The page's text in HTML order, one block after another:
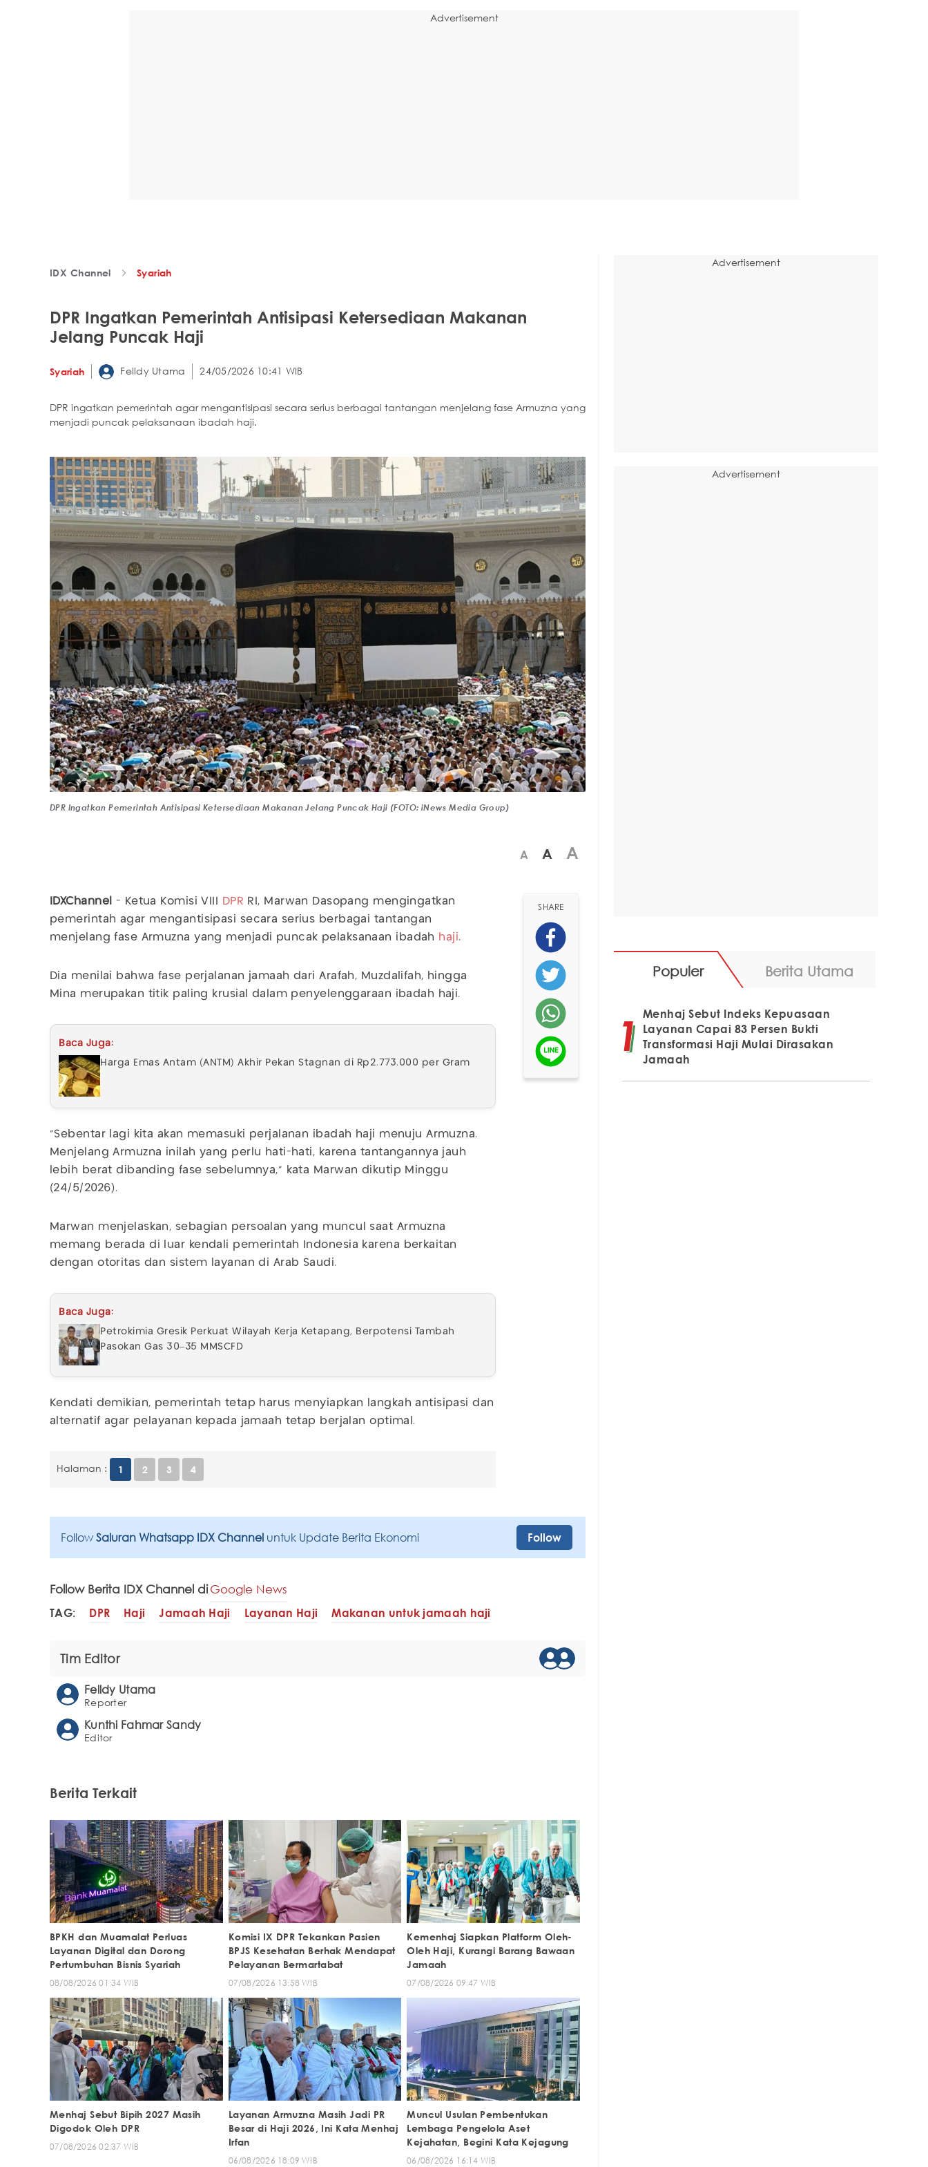
Advertisement
IDX Channel Syariah
DPR Ingatkan Pemerintah Antisipasi Ketersediaan Makanan
Jelang Puncak Haji
Syariah Felldy Utama 24/05/2026 10:41 WIB
DPR ingatkan pemerintah agar mengantisipasi secara serius berbagai tantangan menjelang fase Armuzna yang
menjadi puncak pelaksanaan ibadah haji.
DPR Ingatkan Pemerintah Antisipasi Ketersediaan Makanan Jelang Puncak Haji (FOTO: iNews Media Group)
A A A
IDXChannel - Ketua Komisi VIII DPR RI, Marwan Dasopang mengingatkan
pemerintah agar mengantisipasi secara serius berbagai tantangan
menjelang fase Armuzna yang menjadi puncak pelaksanaan ibadah haji.
Dia menilai bahwa fase perjalanan jamaah dari Arafah, Muzdalifah, hingga
Mina merupakan titik paling krusial dalam penyelenggaraan ibadah haji.
Baca Juga:
Harga Emas Antam (ANTM) Akhir Pekan Stagnan di Rp2.773.000 per Gram
“Sebentar lagi kita akan memasuki perjalanan ibadah haji menuju Armuzna.
Menjelang Armuzna inilah yang perlu hati-hati, karena tantangannya jauh
lebih berat dibanding fase sebelumnya,” kata Marwan dikutip Minggu
(24/5/2026).
Marwan menjelaskan, sebagian persoalan yang muncul saat Armuzna
memang berada di luar kendali pemerintah Indonesia karena berkaitan
dengan otoritas dan sistem layanan di Arab Saudi.
Baca Juga:
Petrokimia Gresik Perkuat Wilayah Kerja Ketapang, Berpotensi Tambah
Pasokan Gas 30–35 MMSCFD
Kendati demikian, pemerintah tetap harus menyiapkan langkah antisipasi dan
alternatif agar pelayanan kepada jamaah tetap berjalan optimal.
Halaman : 1 2 3 4
SHARE
Follow Saluran Whatsapp IDX Channel untuk Update Berita Ekonomi Follow
Follow Berita IDX Channel diGoogle News
TAG: DPR Haji Jamaah Haji Layanan Haji Makanan untuk jamaah haji
Tim Editor
Felldy Utama
Reporter
Kunthi Fahmar Sandy
Editor
Berita Terkait
BPKH dan Muamalat Perluas
Layanan Digital dan Dorong
Pertumbuhan Bisnis Syariah
08/08/2026 01:34 WIB
Komisi IX DPR Tekankan Pasien
BPJS Kesehatan Berhak Mendapat
Pelayanan Bermartabat
07/08/2026 13:58 WIB
Kemenhaj Siapkan Platform Oleh-
Oleh Haji, Kurangi Barang Bawaan
Jamaah
07/08/2026 09:47 WIB
Menhaj Sebut Bipih 2027 Masih
Digodok Oleh DPR
07/08/2026 02:37 WIB
Layanan Armuzna Masih Jadi PR
Besar di Haji 2026, Ini Kata Menhaj
Irfan
06/08/2026 18:09 WIB
Muncul Usulan Pembentukan
Lembaga Pengelola Aset
Kejahatan, Begini Kata Kejagung
06/08/2026 16:14 WIB
Advertisement
Advertisement
Populer Berita Utama
Menhaj Sebut Indeks Kepuasaan
Layanan Capai 83 Persen Bukti
Transformasi Haji Mulai Dirasakan
Jamaah